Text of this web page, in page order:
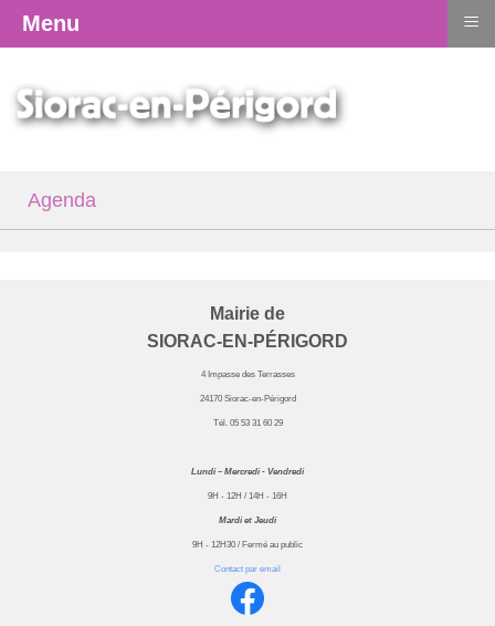
Agenda
Mairie de
SIORAC-EN-PÉRIGORD
4 Impasse des Terrasses
24170 Siorac-en-Périgord
Tél. 05 53 31 60 29
Lundi – Mercredi - Vendredi
9H - 12H / 14H - 16H
Mardi et Jeudi
9H - 12H30 / Fermé au public
Contact par email
Menu ≡